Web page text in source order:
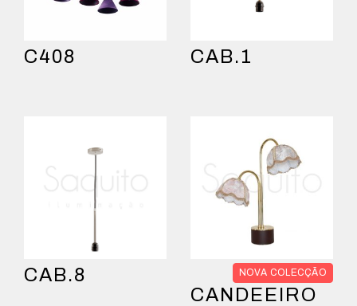
C408 CAB.1
CAB.8 NOVA COLECÇÃO
CANDEEIRO